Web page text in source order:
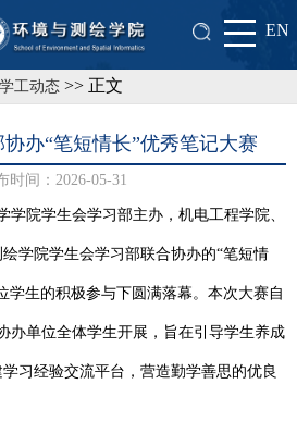
EN
学工动态 >> 正文
办“笔短情长”优秀笔记大赛
时间：2026-05-31
学院学生会学习部主办，机电工程学院、
学院学生会学习部联合协办的“笔短情
学生的积极参与下圆满落幕。本次大赛自
办单位全体学生开展，旨在引导学生养成
习经验交流平台，营造勤学善思的优良